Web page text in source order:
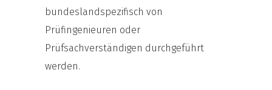
bundeslandspezifisch von
Prüfingenieuren oder
Prüfsachverständigen durchgeführt
werden.